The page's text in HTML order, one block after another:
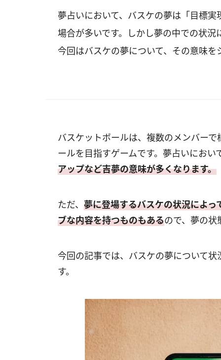
夢占いにおいて、バスケの夢は「目標
場合が多いです。しかし夢の中での状
今回はバスケの夢について、その意味を
バスケットボールは、複数のメンバー
ールを目指すゲームです。夢占いにおい
アップなど吉夢の意味が多くなります。
ただ、 夢に登場するバスケの状況によ
ブな内容を持つものもあるので、夢の状
今回の記事では、バスケの夢について
す。